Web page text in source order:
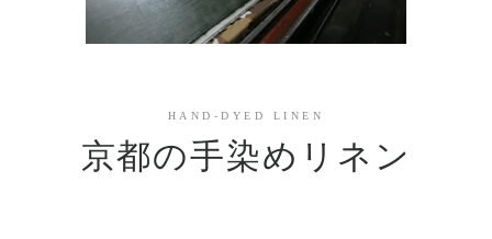
HAND-DYED LINEN
京都の手染めリネン